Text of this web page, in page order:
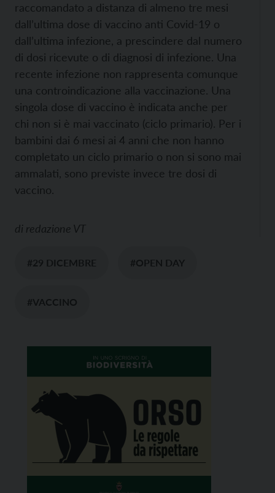
raccomandato a distanza di almeno tre mesi
dall’ultima dose di vaccino anti Covid-19 o
dall’ultima infezione, a prescindere dal numero
di dosi ricevute o di diagnosi di infezione. Una
recente infezione non rappresenta comunque
una controindicazione alla vaccinazione. Una
singola dose di vaccino è indicata anche per
chi non si è mai vaccinato (ciclo primario). Per i
bambini dai 6 mesi ai 4 anni che non hanno
completato un ciclo primario o non si sono mai
ammalati, sono previste invece tre dosi di
vaccino.
di redazione VT
#29 DICEMBRE #OPEN DAY
#VACCINO